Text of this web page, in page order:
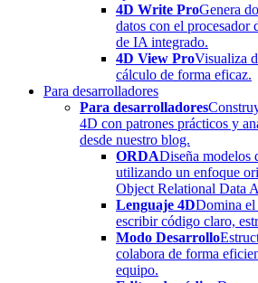
4D Write ProGenera
datos con el procesador
de IA integrado.
4D View ProVisualiza
cálculo de forma eficaz.
Para desarrolladores
Para desarrolladores
4D con patrones prácticos y
desde nuestro blog.
ORDADiseña modelos
utilizando un enfoque
Object Relational Data
Lenguaje 4DDomina el
escribir código claro,
Modo Desarrollo
colabora de forma
equipo.